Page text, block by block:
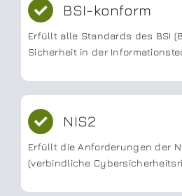
BSI-konform
Erfüllt alle Standards des BSI
Sicherheit in der
NIS2
Erfüllt die Anforderungen der
(verbindliche